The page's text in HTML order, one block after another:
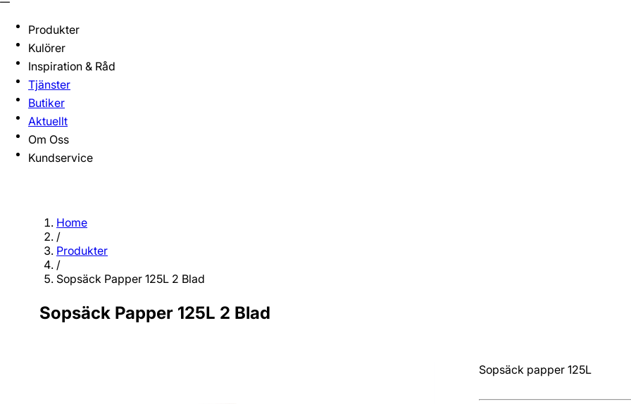
Produkter
Kulörer
Inspiration & Råd
Tjänster
Butiker
Aktuellt
Om Oss
Kundservice
Home
/
Produkter
/
Sopsäck Papper 125L 2 Blad
Sopsäck Papper 125L 2 Blad
Sopsäck papper 125L